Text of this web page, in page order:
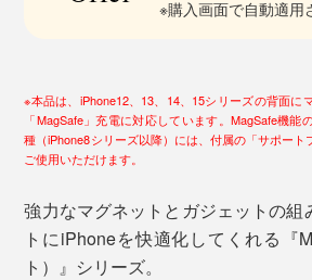
※購入画面で自動適用
※本品は、iPhone12、13、14、15シリーズの背面に
「MagSafe」充電に対応しています。MagSafe機能
種（iPhone8シリーズ以降）には、付属の「サポー
ご使用いただけます。
強力なマグネットとガジェットの組
トにiPhoneを快適化してくれる『
ト）』シリーズ。